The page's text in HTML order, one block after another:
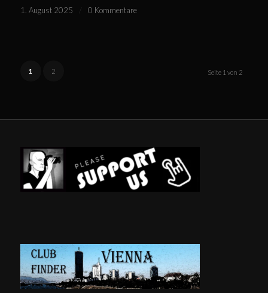
1. August 2025 0 Kommentare
Seite 1 von 2
1 2